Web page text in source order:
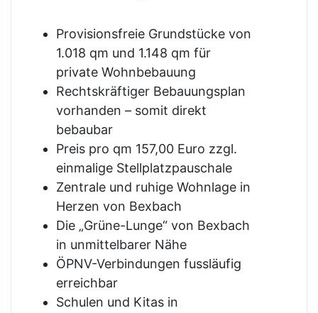
Provisionsfreie Grundstücke von
1.018 qm und 1.148 qm für
private Wohnbebauung
Rechtskräftiger Bebauungsplan
vorhanden – somit direkt
bebaubar
Preis pro qm 157,00 Euro zzgl.
einmalige Stellplatzpauschale
Zentrale und ruhige Wohnlage in
Herzen von Bexbach
Die „Grüne-Lunge“ von Bexbach
in unmittelbarer Nähe
ÖPNV-Verbindungen fussläufig
erreichbar
Schulen und Kitas in